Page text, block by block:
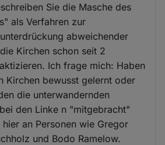
Sie die Masche des
als Verfahren zur
abweichender
Kirchen schon seit 2
Ich frage mich: Haben
Kirchen bewusst gelernt oder
die unterwandernden
den Linke n "mitgebracht"
hier an Personen wie Gregor
und Bodo Ramelow.